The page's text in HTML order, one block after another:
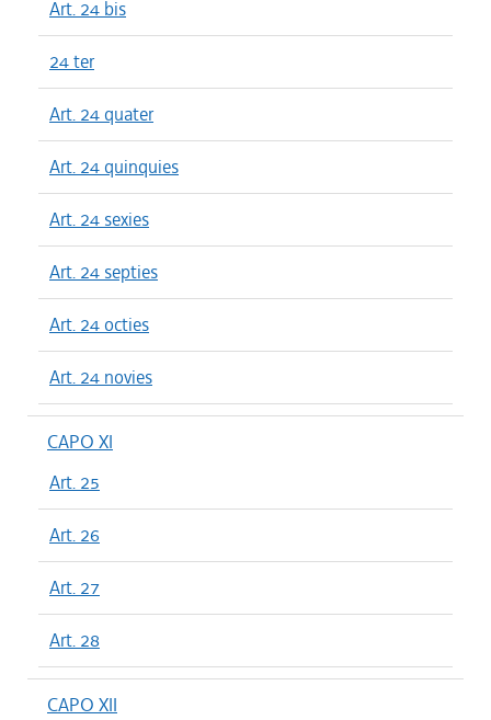
Art. 24 bis
24 ter
Art. 24 quater
Art. 24 quinquies
Art. 24 sexies
Art. 24 septies
Art. 24 octies
Art. 24 novies
CAPO XI
Art. 25
Art. 26
Art. 27
Art. 28
CAPO XII